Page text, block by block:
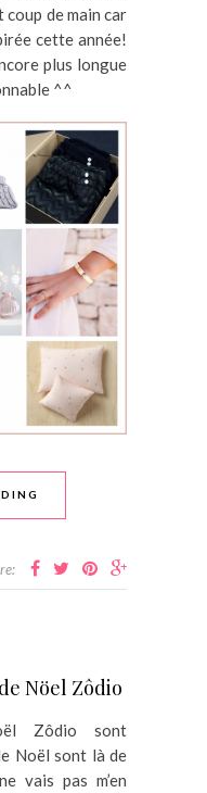
de main car
cette année!
plus longue
^^
Nöel Zôdio
Zôdio sont
Noël sont là de
vais pas m’en